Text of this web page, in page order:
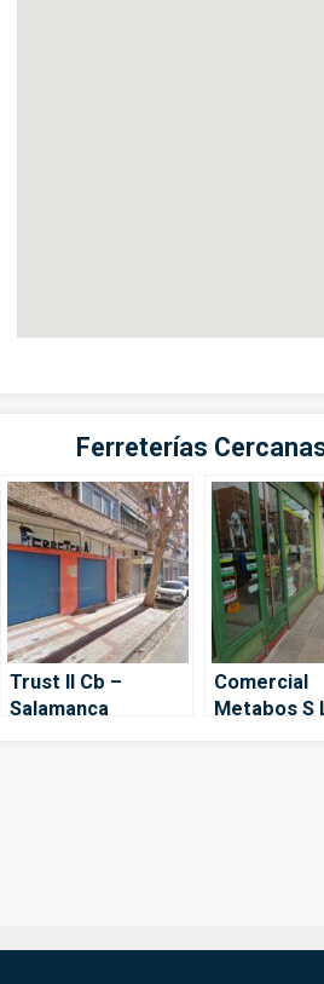
Ferreterías
Trust II Cb –
Salamanca
Comercial
Metabos S